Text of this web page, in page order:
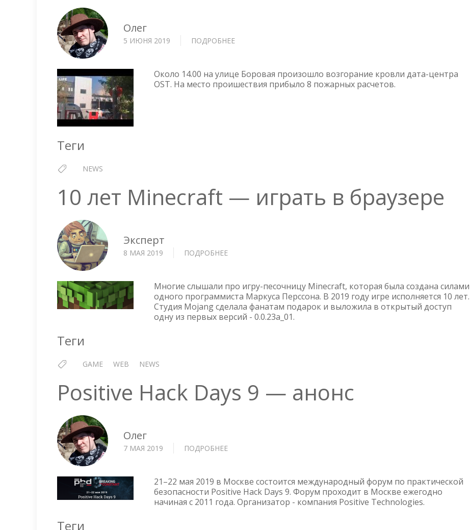
Олег
5 ИЮНЯ 2019 ПОДРОБНЕЕ
ВОЗГОРАНИЕ
В
Около 14.00 на улице Боровая произошло возгорание кровли дата-центра
OST. На место проишествия прибыло 8 пожарных расчетов.
Теги
NEWS
10 лет Minecraft — играть в браузере
Эксперт
8 МАЯ 2019 ПОДРОБНЕЕ
MINECRAFT
—
ИГРАТЬ
В
Многие слышали про игру-песочницу Minecraft, которая была создана силами
одного программиста Маркуса Перссона. В 2019 году игре исполняется 10 лет.
Студия Mojang сделала фанатам подарок и выложила в открытый доступ
одну из первых версий - 0.0.23a_01.
Теги
GAME WEB NEWS
Positive Hack Days 9 — анонс
Олег
7 МАЯ 2019 ПОДРОБНЕЕ
DAYS
9
—
21–22 мая 2019 в Москве состоится международный форум по практической
безопасности Positive Hack Days 9. Форум проходит в Москве ежегодно
начиная с 2011 года. Организатор - компания Positive Technologies.
Теги